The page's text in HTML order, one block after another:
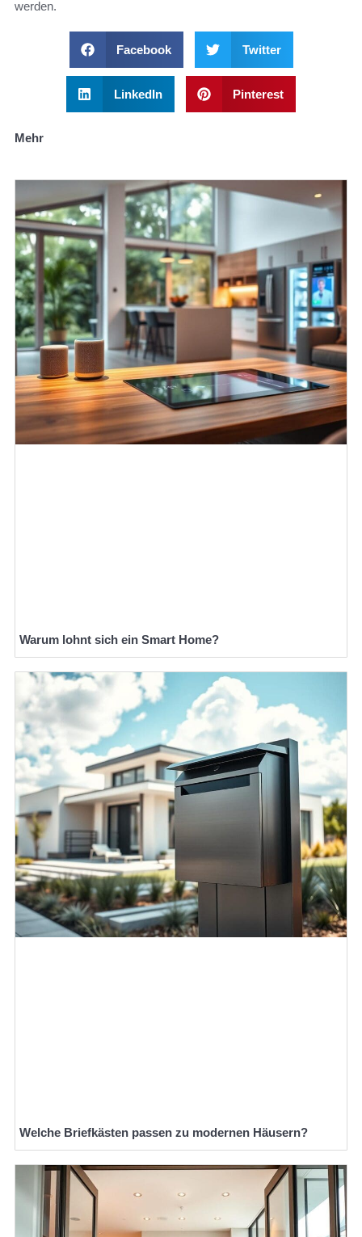
werden.
Facebook Twitter
LinkedIn Pinterest
Mehr
Warum lohnt sich ein Smart Home?
Welche Briefkästen passen zu modernen Häusern?